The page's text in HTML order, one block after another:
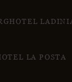
LA POSTA